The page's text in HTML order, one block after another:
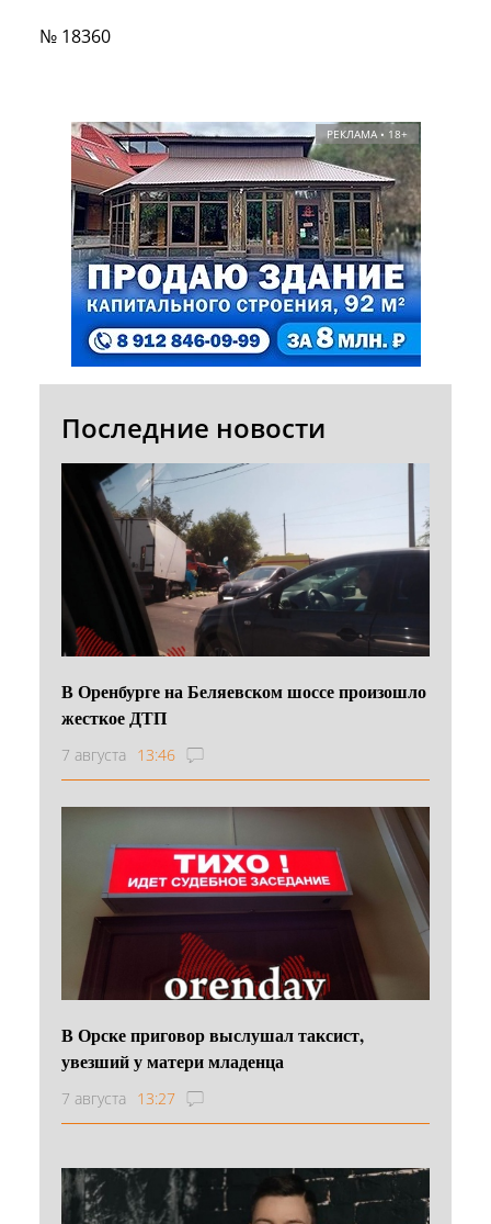
№ 18360
РЕКЛАМА • 18+
Последние новости
В Оренбурге на Беляевском шоссе произошло
жесткое ДТП
7 августа 13:46
В Орске приговор выслушал таксист,
увезший у матери младенца
7 августа 13:27